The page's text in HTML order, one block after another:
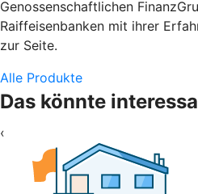
Genossenschaftlichen
Raiffeisenbanken mit ihrer
zur Seite.
Alle Produkte
Das könnte
‹